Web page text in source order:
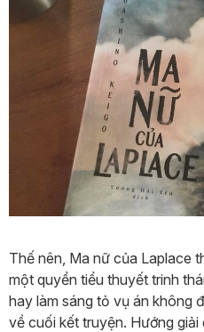
Thế nên, Ma nữ của Laplace
một quyển tiểu thuyết trinh
hay làm sáng tỏ vụ án không
về cuối kết truyện. Hướng